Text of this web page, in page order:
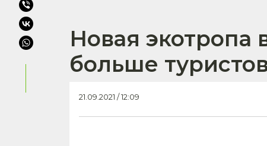
Новая экотропа
больше
21.09.2021 / 12:09